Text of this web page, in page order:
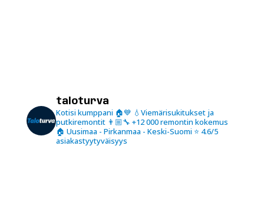
taloturva
Kotisi kumppani 🏠💙 💧Viemärisukitukset ja
putkiremontit👨🏼‍🔧 +12 000 remontin kokemus
🏠 Uusimaa - Pirkanmaa - Keski-Suomi ⭐️ 4.6/5
asiakastyytyväisyys